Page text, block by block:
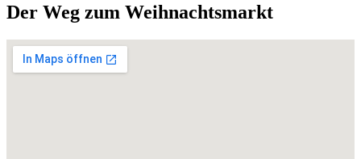
Der Weg zum Weihnachtsmarkt